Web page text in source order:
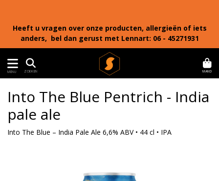
Heeft u vragen over onze producten, allergieën of iets
anders, bel dan gerust met Lennart: 06 - 45271931
MENU ZOEKEN MAND
Into The Blue Pentrich - India
pale ale
Into The Blue – India Pale Ale 6,6% ABV • 44 cl • IPA